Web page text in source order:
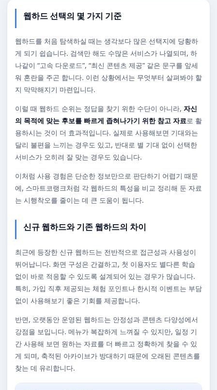
웹하드 선택의 몇 가지 기준
웹하드를 처음 탐색하실 때는 생각보다 많은 선택지에 당황하
게 되기 쉽습니다. 검색만 해도 수많은 서비스가 나열되며, 하
나같이 “고속 다운로드”, “최신 콘텐츠 제공” 같은 문구를 앞세
워 혼란을 주곤 합니다. 이런 상황에서는 무엇부터 살펴봐야 할
지 막막해지기 마련입니다.
이럴 때 웹하드 순위는 정답을 찾기 위한 수단이 아니라, 자신
의 목적에 맞는 후보를 빠르게 좁혀나가기 위한 참고 자료로 활
용하시는 것이 더 효과적입니다. 실제로 사용해보면 기대와는
달리 불편을 느끼는 경우도 있고, 반대로 별 기대 없이 선택한
서비스가 오히려 잘 맞는 경우도 있습니다.
이처럼 사용 경험은 단순한 정보만으로 판단하기 어렵기 때문
에, 스마트코랭크처럼 각 웹하드의 특성을 비교 정리해 둔 자료
는 시행착오를 줄이는 데 큰 도움이 됩니다.
신규 웹하드와 기존 웹하드의 차이
최근에 등장한 신규 웹하드는 전반적으로 접근성과 사용성이
뛰어납니다. 화면 구성은 간결하고, 첫 이용자도 별다른 학습
없이 바로 적응할 수 있도록 설계되어 있는 경우가 많습니다.
특히, 가입 직후 제공되는 체험 포인트나 한시적 이벤트는 부담
없이 사용해보기 좋은 기회를 제공합니다.
반면, 오랫동안 운영된 웹하드는 안정성과 콘텐츠 다양성에서
강점을 보입니다. 메뉴가 복잡하게 느껴질 수 있지만, 일정 기
간 사용해 보면 원하는 자료를 더 빠르고 정확하게 찾을 수 있
게 되며, 축적된 아카이브가 방대하기 때문에 오래된 콘텐츠를
찾는 데 유리합니다.